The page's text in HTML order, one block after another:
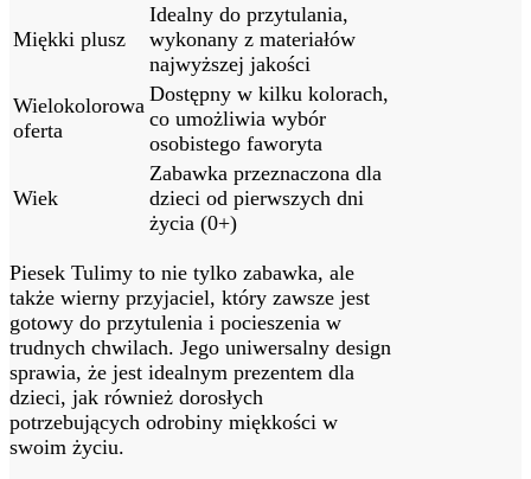
Miękki plusz
Idealny do przytulania,
wykonany z materiałów
najwyższej jakości
Wielokolorowa
oferta
Dostępny w kilku kolorach,
co umożliwia wybór
osobistego faworyta
Wiek
Zabawka przeznaczona dla
dzieci od pierwszych dni
życia (0+)
Piesek Tulimy to nie tylko zabawka, ale
także wierny przyjaciel, który zawsze jest
gotowy do przytulenia i pocieszenia w
trudnych chwilach. Jego uniwersalny design
sprawia, że jest idealnym prezentem dla
dzieci, jak również dorosłych
potrzebujących odrobiny miękkości w
swoim życiu.